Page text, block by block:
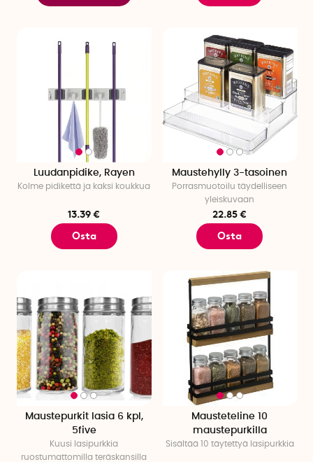
Luudanpidike, Rayen
Kolme pidikettä ja kaksi koukkua
13.39 €
Osta
Maustehylly 3-tasoinen
Porrasmuotoilu täydelliseen
yleiskuvaan
22.85 €
Osta
Maustepurkit lasia 6 kpl,
5five
Kuusi lasipurkkia
ruostumattomilla teräskansilla
Mausteteline 10
maustepurkilla
Sisältää 10 täytettyä lasipurkkia